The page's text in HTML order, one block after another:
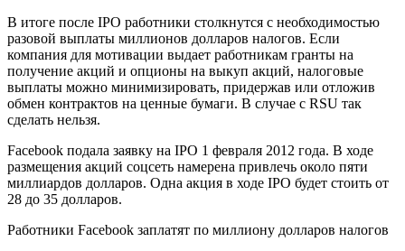
В итоге после IPO работники столкнутся с необходимостью
разовой выплаты миллионов долларов налогов. Если
компания для мотивации выдает работникам гранты на
получение акций и опционы на выкуп акций, налоговые
выплаты можно минимизировать, придержав или отложив
обмен контрактов на ценные бумаги. В случае с RSU так
сделать нельзя.
Facebook подала заявку на IPO 1 февраля 2012 года. В ходе
размещения акций соцсеть намерена привлечь около пяти
миллиардов долларов. Одна акция в ходе IPO будет стоить от
28 до 35 долларов.
Работники Facebook заплатят по миллиону долларов налогов